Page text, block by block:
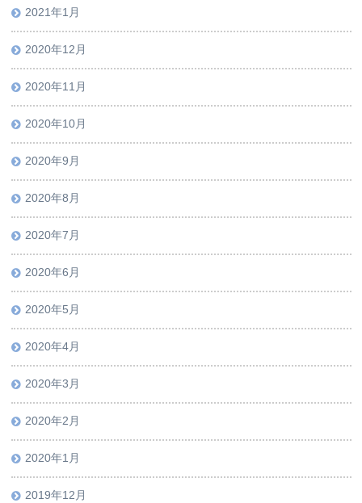
2021年1月
2020年12月
2020年11月
2020年10月
2020年9月
2020年8月
2020年7月
2020年6月
2020年5月
2020年4月
2020年3月
2020年2月
2020年1月
2019年12月